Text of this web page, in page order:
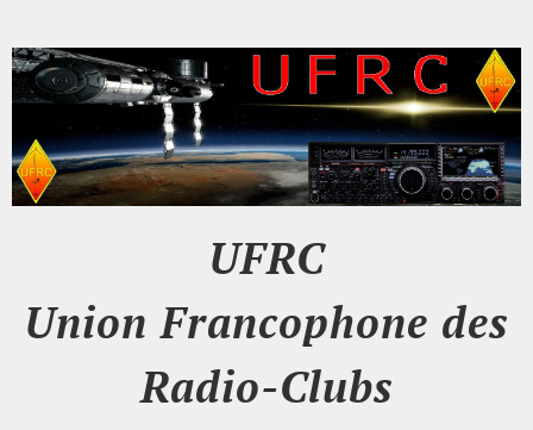
UFRC
Union Francophone des
Radio-Clubs